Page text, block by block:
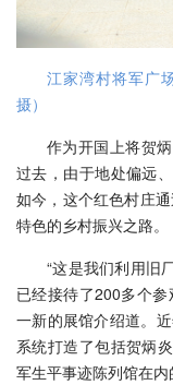
江家湾村将军广
摄）
作为开国上将贺
过去，由于地处偏远
如今，这个红色村庄
特色的乡村振兴之路。
“这是我们利用旧
已经接待了200多个
一新的展馆介绍道。
系统打造了包括贺炳
军生平事迹陈列馆在内